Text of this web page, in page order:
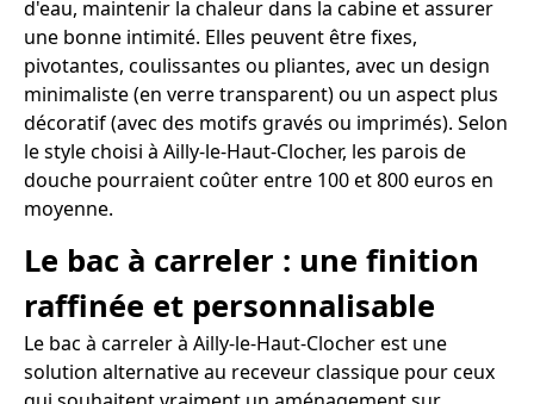
d'eau, maintenir la chaleur dans la cabine et assurer
une bonne intimité. Elles peuvent être fixes,
pivotantes, coulissantes ou pliantes, avec un design
minimaliste (en verre transparent) ou un aspect plus
décoratif (avec des motifs gravés ou imprimés). Selon
le style choisi à Ailly-le-Haut-Clocher, les parois de
douche pourraient coûter entre 100 et 800 euros en
moyenne.
Le bac à carreler : une finition
raffinée et personnalisable
Le bac à carreler à Ailly-le-Haut-Clocher est une
solution alternative au receveur classique pour ceux